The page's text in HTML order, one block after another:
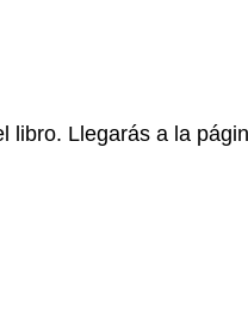
libro. Llegarás a la